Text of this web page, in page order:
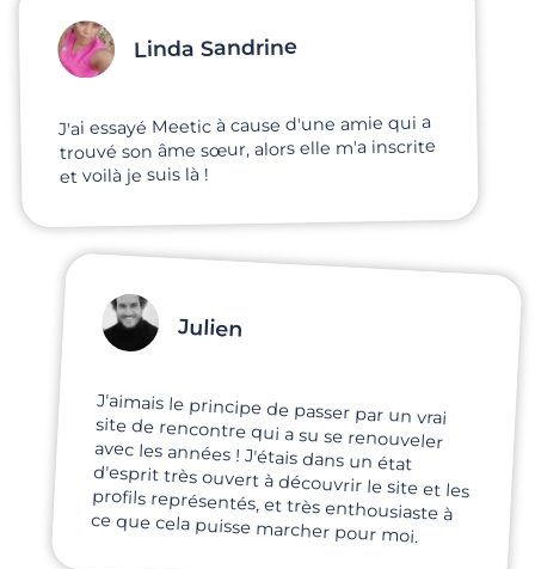
Linda Sandrine
J'ai essayé Meetic à cause d'une amie qui a
trouvé son âme sœur, alors elle m'a inscrite
et voilà je suis là !
Julien
J'aimais le principe de passer par un vrai
site de rencontre qui a su se renouveler
avec les années ! J'étais dans un état
d'esprit très ouvert à découvrir le site et les
profils représentés, et très enthousiaste à
ce que cela puisse marcher pour moi.